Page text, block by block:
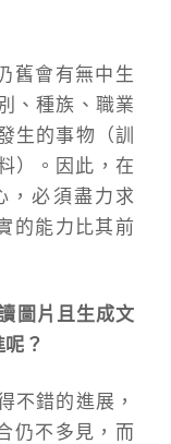
舊會有無中生
、種族、職業
生的事物（訓
）。因此，在
，必須盡力求
的能力比其前
圖片且生成文
？
不錯的進展，
仍不多見，而